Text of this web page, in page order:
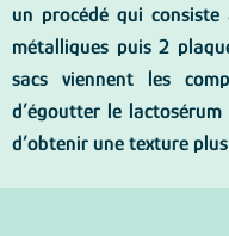
un procédé qui
métalliques puis 2
sacs viennent les
d’égoutter le
d’obtenir une texture